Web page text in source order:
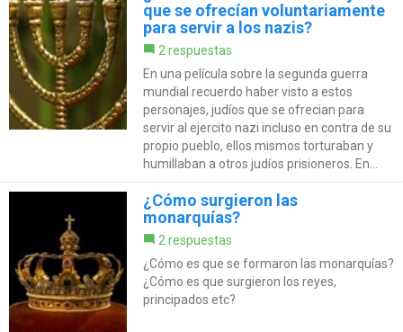
que se ofrecían voluntariamente
para servir a los nazis?
2 respuestas
En una película sobre la segunda guerra
mundial recuerdo haber visto a estos
personajes, judíos que se ofrecian para
servir al ejercito nazi incluso en contra de su
propio pueblo, ellos mismos torturaban y
humillaban a otros judíos prisioneros. En...
¿Cómo surgieron las
monarquías?
2 respuestas
¿Cómo es que se formaron las monarquías?
¿Cómo es que surgieron los reyes,
principados etc?